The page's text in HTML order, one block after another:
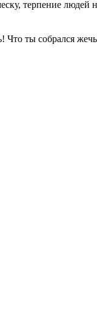
терпение людей
Что ты собрался